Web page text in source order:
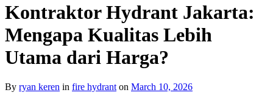
Kontraktor Hydrant Jakarta:
Mengapa Kualitas Lebih
Utama dari Harga?
By ryan keren in fire hydrant on March 10, 2026